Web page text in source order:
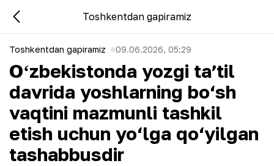
Toshkentdan gapiramiz
Toshkentdan gapiramiz 09.06.2026, 05:29
Oʻzbekistonda yozgi taʼtil
davrida yoshlarning bo‘sh
vaqtini mazmunli tashkil
etish uchun yo‘lga qo‘yilgan
tashabbusdir